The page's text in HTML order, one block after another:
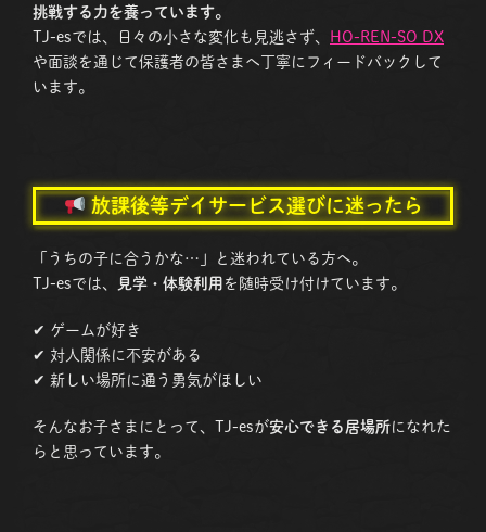
挑戦する力を養っています。
TJ-esでは、日々の小さな変化も見逃さず、 HO-REN-SO DX
や面談を通じて保護者の皆さまへ丁寧にフィードバックして
います。
放課後等デイサービス選びに迷ったら
「うちの子に合うかな…」と迷われている方へ。
TJ-esでは、
見学・体験利用 を随時受け付けています。
✔ ゲームが好き
✔ 対人関係に不安がある
✔ 新しい場所に通う勇気がほしい
そんなお子さまにとって、TJ-esが安心できる居場所になれた
らと思っています。